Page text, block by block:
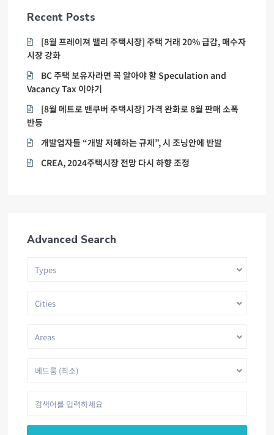
Recent Posts
[8월 프레이져 밸리 주택시장] 주택 거래 20% 급감, 매수자
시장 강화
BC 주택 보유자라면 꼭 알아야 할 Speculation and
Vacancy Tax 이야기
[8월 메트로 밴쿠버 주택시장] 가격 완화로 8월 판매 소폭
반등
개발업자들 “개발 저해하는 규제”, 시 조닝안에 반발
CREA, 2024주택시장 전망 다시 하향 조정
Advanced Search
Types
Cities
Areas
베드룸 (최소)